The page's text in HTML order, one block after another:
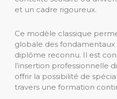
et un cadre rigoureux.
Ce modèle classique
globale des fondamentaux
diplôme reconnu. Il est
l’insertion professionnelle
offrir la possibilité de
travers une formation